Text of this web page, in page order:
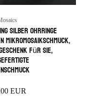
Silber Ohrringe
Mikromosaikschmuck,
für sie,
EUR